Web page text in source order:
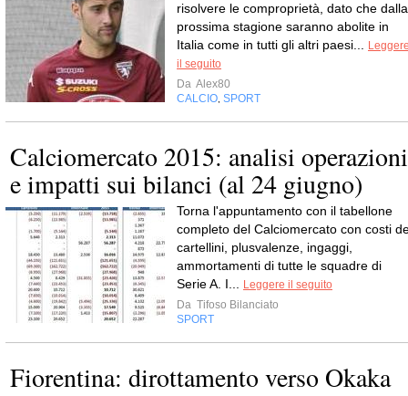
risolvere le comproprietà, dato che dalla
prossima stagione saranno abolite in
Italia come in tutti gli altri paesi...
il seguito
Da Alex80
CALCIO SPORT
Calciomercato 2015: analisi operazioni
e impatti sui bilanci (al 24 giugno)
Torna l'appuntamento con il tabellone
completo del Calciomercato con costi
cartellini, plusvalenze, ingaggi,
ammortamenti di tutte le squadre di
Serie A. I...
Leggere il seguito
Da Tifoso Bilanciato
SPORT
Fiorentina: dirottamento verso Okaka